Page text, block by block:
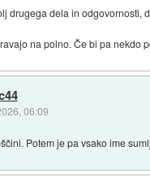
drugega dela in odgovornosti,
na polno. Če bi pa nekdo
06:09
Potem je pa vsako ime